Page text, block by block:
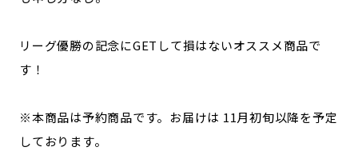
リーグ優勝の記念にGETして損はないオススメ商品で
す！
※本商品は予約商品です。お届けは 11月初旬以降を予定
しております。